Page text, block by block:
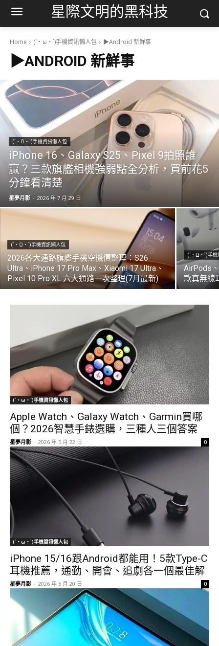
星際文明的黑科技
Home (´・ω・`)手機資訊懶人包 ▶Android 新鮮事
▶ANDROID 新鮮事
(´・Ω・`)手機資訊懶人包
iPhone 16、Galaxy S25、Pixel 9拍照誰
贏？三款旗艦相機強弱點全分析，買前花5
分鐘看清楚
星夢月影 - 2026 年 7 月 29 日
(´・Ω・`)手機資訊懶人包
2026各大通路旗艦手機空機價整理：S26
Ultra、iPhone 17 Pro Max、Xiaomi 17 Ultra、
Pixel 10 Pro XL 六大通路一次整理(7月最新)
(´・Ω・`)手機
AirPods
款真無線
(´・ω・`)手機資訊懶人包
Apple Watch、Galaxy Watch、Garmin買哪
個？2026智慧手錶選購，三種人三個答案
星夢月影 - 2026 年 5 月 22 日 0
(´・ω・`)手機資訊懶人包
iPhone 15/16跟Android都能用！5款Type-C
耳機推薦，通勤、開會、追劇各一個最佳解
星夢月影 - 2026 年 5 月 20 日 0